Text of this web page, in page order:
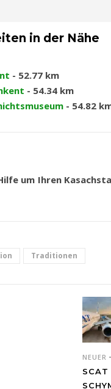
in der Nähe
- 52.77 km
- 54.34 km
- 54.82
um Ihren
Traditionen
NEUER
SCAT